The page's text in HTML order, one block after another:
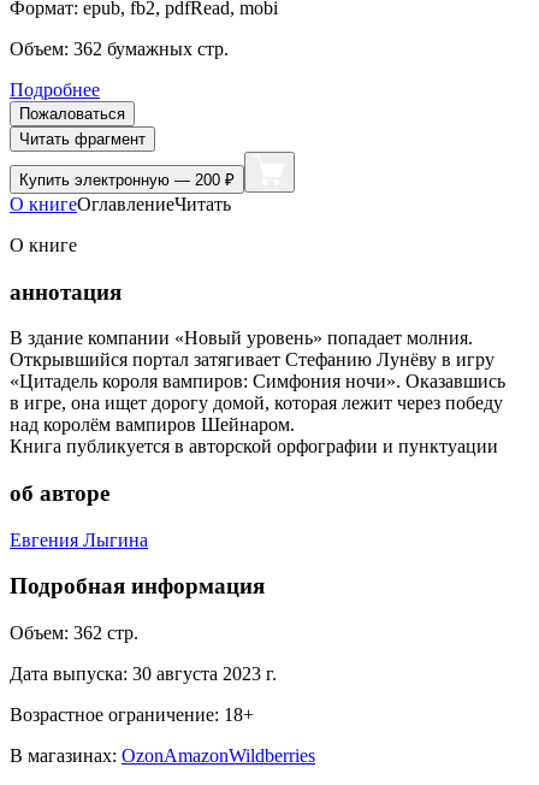
Формат: epub, fb2, pdfRead, mobi
Объем: 362 бумажных стр.
Подробнее
Пожаловаться
Читать фрагмент
Купить электронную — 200 ₽
О книгеОглавлениеЧитать
О книге
аннотация
В здание компании «Новый уровень» попадает молния.
Открывшийся портал затягивает Стефанию Лунёву в игру
«Цитадель короля вампиров: Симфония ночи». Оказавшись
в игре, она ищет дорогу домой, которая лежит через победу
над королём вампиров Шейнаром.
Книга публикуется в авторской орфографии и пунктуации
об авторе
Евгения Лыгина
Подробная информация
Объем: 362 стр.
Дата выпуска: 30 августа 2023 г.
Возрастное ограничение: 18+
В магазинах: OzonAmazonWildberries